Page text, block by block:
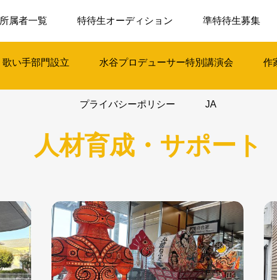
所属者一覧 特待生オーディション 準特待生募集
歌い手部門設立 水谷プロデューサー特別講演会 作
プライバシーポリシー JA
人材育成・サポート